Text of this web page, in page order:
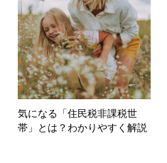
気になる「住民税非課税世
帯」とは？わかりやすく解説